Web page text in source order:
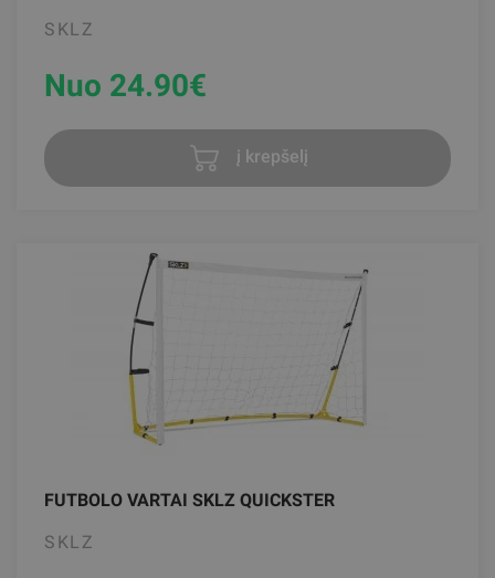
SKLZ
Nuo 24.90€
į krepšelį
FUTBOLO VARTAI SKLZ QUICKSTER
SKLZ